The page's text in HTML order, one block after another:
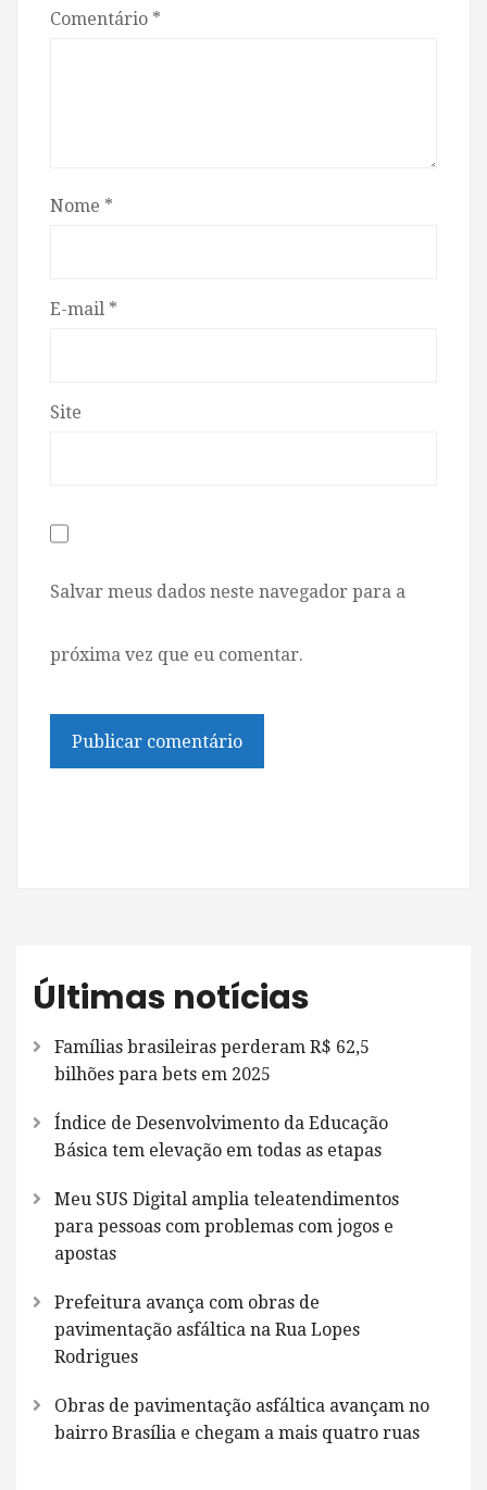
Comentário *
Nome *
E-mail *
Site
Salvar meus dados neste navegador para a
próxima vez que eu comentar.
Últimas notícias
Famílias brasileiras perderam R$ 62,5
bilhões para bets em 2025
Índice de Desenvolvimento da Educação
Básica tem elevação em todas as etapas
Meu SUS Digital amplia teleatendimentos
para pessoas com problemas com jogos e
apostas
Prefeitura avança com obras de
pavimentação asfáltica na Rua Lopes
Rodrigues
Obras de pavimentação asfáltica avançam no
bairro Brasília e chegam a mais quatro ruas